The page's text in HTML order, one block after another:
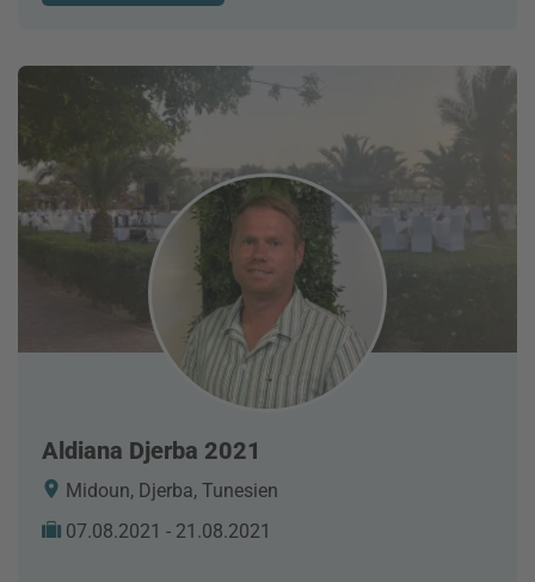
Aldiana Djerba 2021
Midoun, Djerba, Tunesien
07.08.2021 - 21.08.2021